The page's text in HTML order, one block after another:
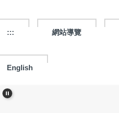
::: 網站導覽
English